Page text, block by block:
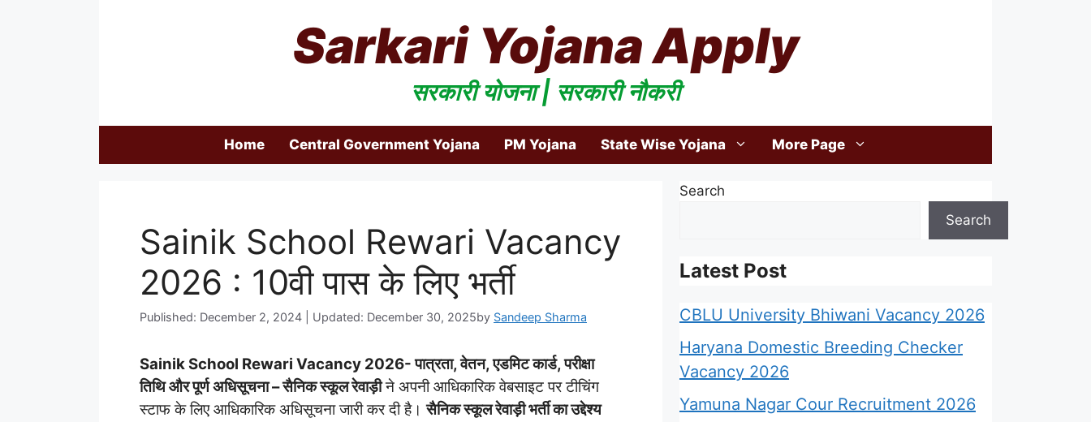
Sarkari Yojana Apply
सरकारी योजना | सरकारी नौकरी
Home Central Government Yojana PM Yojana State Wise Yojana More Page
Sainik School Rewari Vacancy
2026 : 10वी पास के लिए भर्ती
Published: December 2, 2024 | Updated: December 30, 2025by Sandeep Sharma
Sainik School Rewari Vacancy 2026- पात्रता, वेतन, एडमिट कार्ड, परीक्षा
तिथि और पूर्ण अधिसूचना –सैनिक स्कूल रेवाड़ीने अपनी आधिकारिक वेबसाइट पर टीचिंग
स्टाफ के लिए आधिकारिक अधिसूचना जारी कर दी है।सैनिक स्कूल रेवाड़ी भर्ती का उद्देश्य
Search
Search
Latest Post
CBLU University Bhiwani Vacancy 2026
Haryana Domestic Breeding Checker
Vacancy 2026
Yamuna Nagar Cour Recruitment 2026